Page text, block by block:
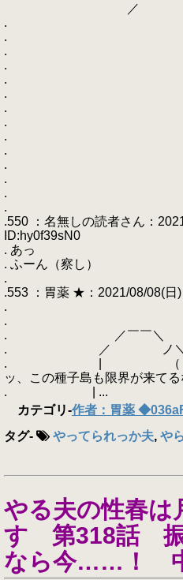
／ ー
.
.
.
.
.
.
.
.
.
.
.
.
.
.
.550 ：名無しの読者さん：
ID:hy0f39sN0
. あっ
. ふーん（察し）
.
.553 ：胃薬 ★：2021/08/08(日
.
.
. ／￣￣＼
. ／ ノ＼
. | （
ッ、この種子島も限界が来て
. | ...
カテゴリ-作者：胃薬
タグ- やってられっか夫, や
やる夫の性春は
す 第318話 振
なら今……！